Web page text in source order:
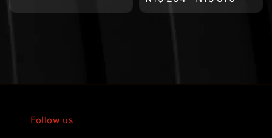
price
Follow us